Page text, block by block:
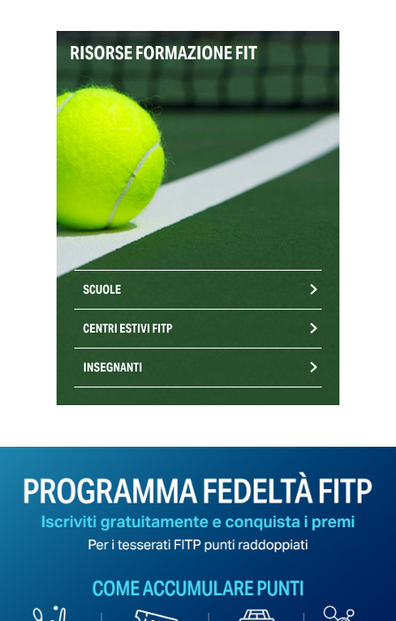
RISORSE FORMAZIONE FIT
SCUOLE
CENTRI ESTIVI FITP
INSEGNANTI